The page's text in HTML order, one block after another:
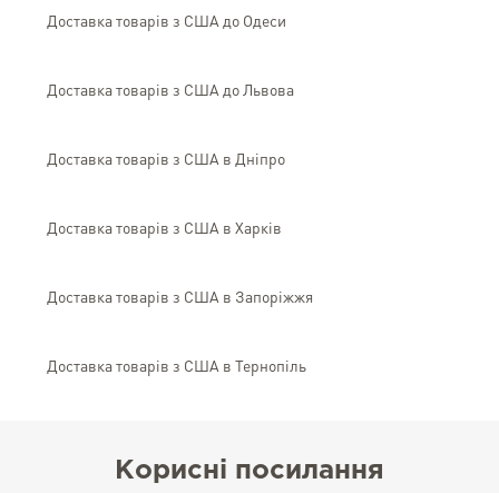
Доставка товарів з США до Одеси
Доставка товарів з США до Львова
Доставка товарів з США в Дніпро
Доставка товарів з США в Харків
Доставка товарів з США в Запоріжжя
Доставка товарів з США в Тернопіль
Корисні посилання